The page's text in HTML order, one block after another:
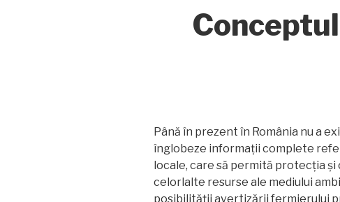
Până în prezent în România nu a
înglobeze informații complete
locale, care să permită protecția
celorlalte resurse ale mediului
posibilității avertizării fermierului